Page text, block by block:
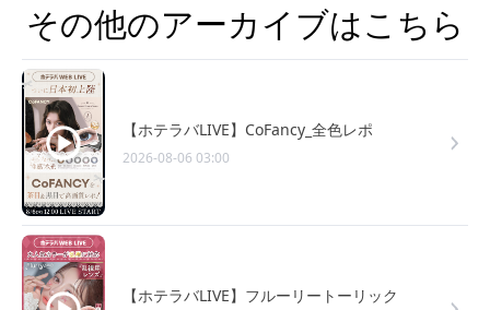
その他のアーカイブはこちら
【ホテラバLIVE】CoFancy_全色レポ
2026-08-06 03:00
【ホテラバLIVE】フルーリートーリック